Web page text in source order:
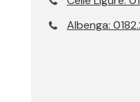
Albenga: